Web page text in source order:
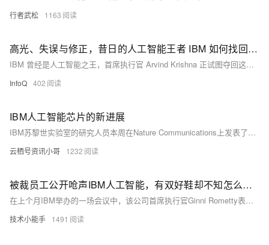
行者武松 1163
高光、失误与修正，昔日的人工智能王者 IBM 如何找回“失去的十年”？
IBM 曾经是人工智能之王，首席执行官 Arvind Krishna 正试图夺回这一头衔。
InfoQ 402
​IBM人工智能芯片的新进展
IBM苏黎世实验室的研究人员本周在Nature Communications上发表了一篇论文。在文中他们声称，基于相变存储器的技术，他们已经开发出了一种能同时能高实现能源效率和高精度的机器学习方案。这是一种使用基于电阻的存储设备来实现内存内计算的方法，它们的方法弥补了存储和计算数据分开的方案的缺陷，并在此过程中大大降低了功耗。
云栖号资讯小哥 1232
被裁员工公开呛声IBM人工智能，有双好鞋却不知怎么走路
在上个月IBM举办的一场会议中，该公司首席执行官Ginni Rometty表示，“我们正处于历史的转折点，将要把人工智能技术整合到各个领域，以帮助他们实现指数级的增长，这一现象可能会在未来被称为‘沃森定律’（Watson's Law）。
技术小能手 1491